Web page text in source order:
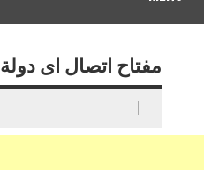
مفتاح اتصال اى دولة 00372 +372